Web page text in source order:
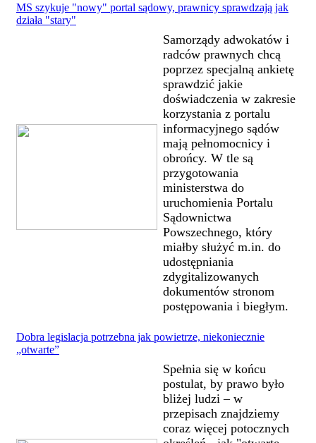
MS szykuje "nowy" portal sądowy, prawnicy sprawdzają jak
działa "stary"
Samorządy adwokatów i
radców prawnych chcą
poprzez specjalną ankietę
sprawdzić jakie
doświadczenia w zakresie
korzystania z portalu
informacyjnego sądów
mają pełnomocnicy i
obrońcy. W tle są
przygotowania
ministerstwa do
uruchomienia Portalu
Sądownictwa
Powszechnego, który
miałby służyć m.in. do
udostępniania
zdygitalizowanych
dokumentów stronom
postępowania i biegłym.
Dobra legislacja potrzebna jak powietrze, niekoniecznie
„otwarte”
Spełnia się w końcu
postulat, by prawo było
bliżej ludzi – w
przepisach znajdziemy
coraz więcej potocznych